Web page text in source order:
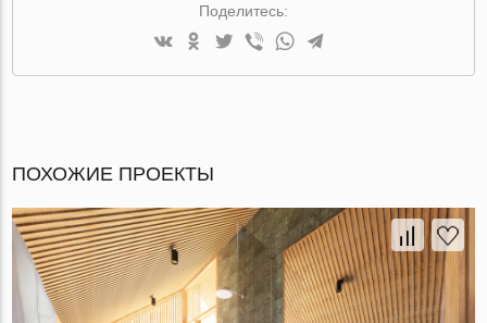
Поделитесь:
ПОХОЖИЕ ПРОЕКТЫ